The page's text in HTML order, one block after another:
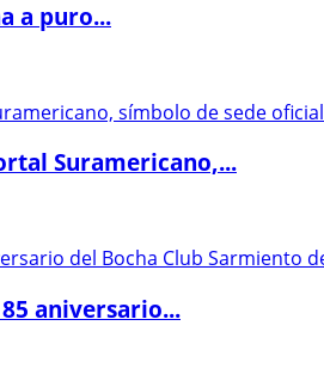
a puro...
Suramericano,...
aniversario...